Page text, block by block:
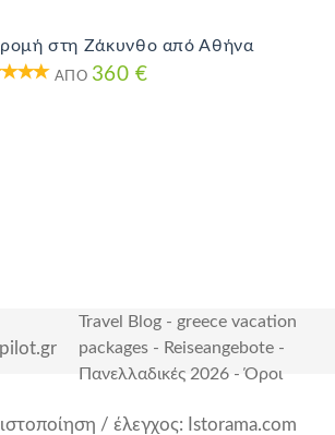
στη Ζάκυνθο από Αθήνα
ΑΠΌ 360 €
Travel Blog - greece vacation
packages - Reiseangebote -
Πανελλαδικές 2026 -Όροι
/ έλεγχος: Istorama.com